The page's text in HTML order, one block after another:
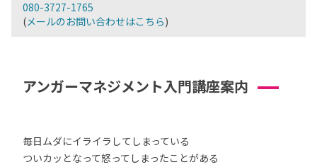
080-3727-1765
(メールのお問い合わせはこちら)
アンガーマネジメント入門講座案内
毎日ムダにイライラしてしまっている
ついカッとなって怒ってしまったことがある